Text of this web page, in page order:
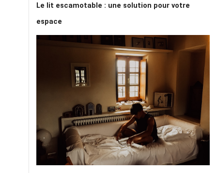
Le lit escamotable : une solution pour votre
espace